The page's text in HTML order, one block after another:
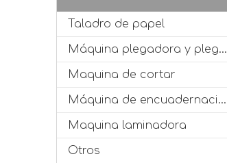
Taladro de papel
Máquina plegadora y plegadora
Maquina de cortar
Máquina de encuadernación
Maquina laminadora
Otros